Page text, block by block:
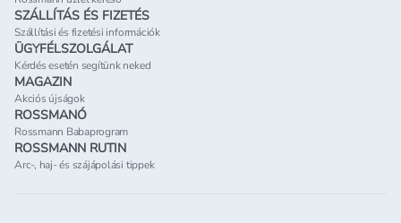
SZÁLLÍTÁS ÉS FIZETÉS
Szállítási és fizetési információk
ÜGYFÉLSZOLGÁLAT
Kérdés esetén segítünk neked
MAGAZIN
Akciós újságok
ROSSMANÓ
Rossmann Babaprogram
ROSSMANN RUTIN
Arc-, haj- és szájápolási tippek